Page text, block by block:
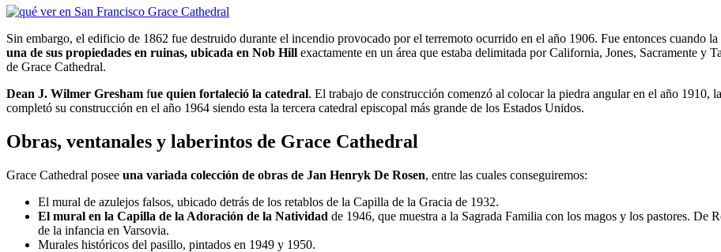
Sin embargo, el edificio de 1862 fue destruido durante el incendio provocado por el terremoto ocurrido en el año 1906. Fue entonces cuando
una de sus propiedades en ruinas, ubicada en Nob Hill exactamente en un área que estaba delimitada por California, Jones, Sacramente y
de Grace Cathedral.
Dean J. Wilmer Gresham fue quien fortaleció la catedral. El trabajo de construcción comenzó al colocar la piedra angular en el año 1910,
completó su construcción en el año 1964 siendo esta la tercera catedral episcopal más grande de los Estados Unidos.
Obras, ventanales y laberintos de Grace Cathedral
Grace Cathedral posee una variada colección de obras de Jan Henryk De Rosen, entre las cuales conseguiremos:
El mural de azulejos falsos, ubicado detrás de los retablos de la Capilla de la Gracia de 1932.
El mural en la Capilla de la Adoración de la Natividad de 1946, que muestra a la Sagrada Familia con los magos y los pastores. De
de la infancia en Varsovia.
Murales históricos del pasillo, pintados en 1949 y 1950.